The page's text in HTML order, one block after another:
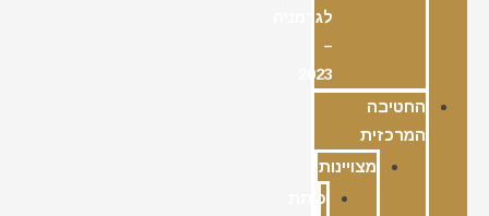
לגרמניה
–
2023
החטיבה
המרכזית
מצויינות
כיתת